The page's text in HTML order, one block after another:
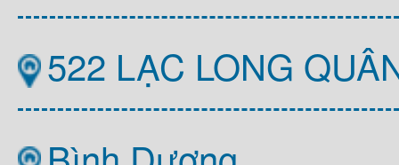
522 LẠC LONG